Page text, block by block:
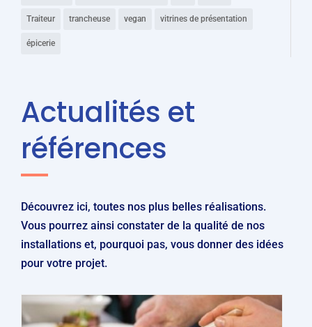
Traiteur trancheuse vegan vitrines de présentation
épicerie
Actualités et
références
Découvrez ici, toutes nos plus belles réalisations.
Vous pourrez ainsi constater de la qualité de nos
installations et, pourquoi pas, vous donner des idées
pour votre projet.